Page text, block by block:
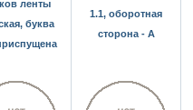
ленты
буква
1.1, оборотная
сторона - А